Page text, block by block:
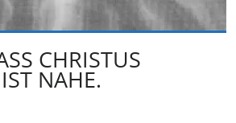
CHRISTUS
NAHE.